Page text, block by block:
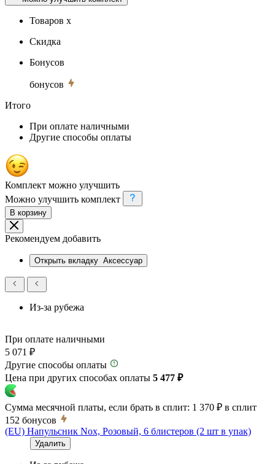
Товаров x
Скидка
Бонусов
бонусов
Итого
При оплате наличными
Другие способы оплаты
Комплект можно улучшить
Можно улучшить комплект
В корзину
Рекомендуем добавить
Открыть вкладку Аксессуар
Из-за рубежа
При оплате наличными
5 071 ₽
Другие способы оплаты
Цена при других способах оплаты 5 477 ₽
Сумма месячной платы, если брать в сплит: 1 370 ₽ в сплит
152 бонусов
(EU) Напульсник Nox, Розовый, 6 блистеров (2 шт в упак)
Удалить